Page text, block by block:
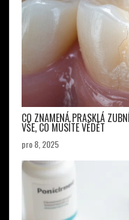
CO ZNAMENÁ PRASKLÁ
VŠE, CO MUSÍTE VĚDĚT
pro 8, 2025